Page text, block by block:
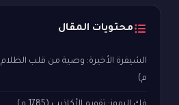
محتويات المقال
م)